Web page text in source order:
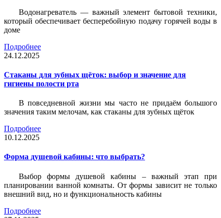
Водонагреватель — важный элемент бытовой техники,
который обеспечивает бесперебойную подачу горячей воды в
доме
Подробнее
24.12.2025
Стаканы для зубных щёток: выбор и значение для
гигиены полости рта
В повседневной жизни мы часто не придаём большого
значения таким мелочам, как стаканы для зубных щёток
Подробнее
10.12.2025
Форма душевой кабины: что выбрать?
Выбор формы душевой кабины – важный этап при
планировании ванной комнаты. От формы зависит не только
внешний вид, но и функциональность кабины
Подробнее